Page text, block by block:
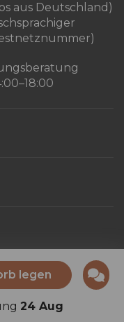
legen
24 Aug
aus Deutschland)